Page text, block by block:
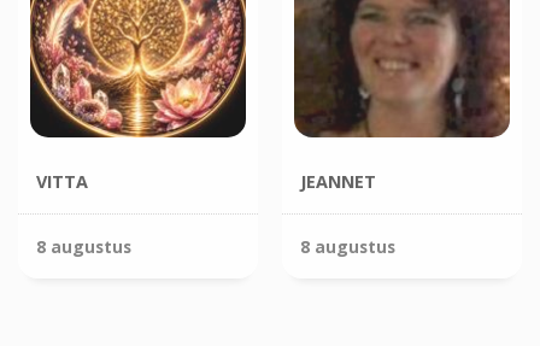
VITTA
8 augustus
JEANNET
8 augustus